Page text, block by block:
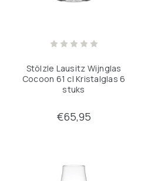
Stölzle Lausitz Wijnglas
Cocoon 61 cl Kristalglas 6
stuks
€65,95